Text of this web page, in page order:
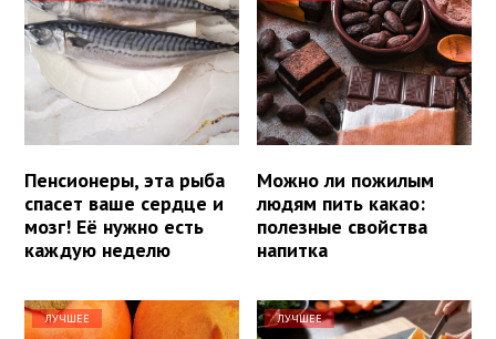
Пенсионеры, эта рыба
спасет ваше сердце и
мозг! Её нужно есть
каждую неделю
Можно ли пожилым
людям пить какао:
полезные свойства
напитка
ЛУЧШЕЕ ЛУЧШЕЕ